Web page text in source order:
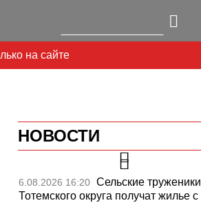
на сайте
НОВОСТИ
6.08.2026 16:20 Сельские труженики
Тотемского округа получат жилье с